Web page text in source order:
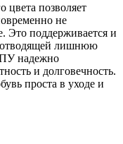
цвета позволяет
не
Это поддерживается и
отводящей лишнюю
надежно
и долговечность.
проста в уходе и